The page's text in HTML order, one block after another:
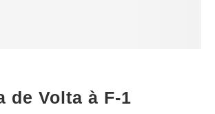
de Volta à F-1